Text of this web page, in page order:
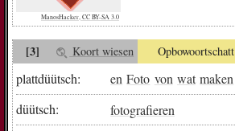
ManosHacker, CC BY-SA 3.0
[3] Koort wiesen Opbowoortschatt
plattdüütsch: en Foto von wat maken
düütsch:
fotografieren